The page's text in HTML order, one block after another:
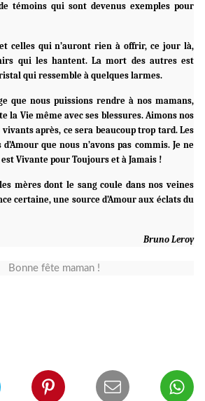
témoins qui sont devenus exemples pour
celles qui n’auront rien à offrir, ce jour là,
qui les hantent. La mort des autres est
qui ressemble à quelques larmes.
que nous puissions rendre à nos mamans,
la Vie même avec ses blessures. Aimons nos
après, ce sera beaucoup trop tard. Les
que nous n’avons pas commis. Je ne
Vivante pour Toujours et à Jamais !
mères dont le sang coule dans nos veines
certaine, une source d’Amour aux éclats du
Bruno Leroy